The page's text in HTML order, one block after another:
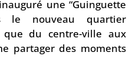
une “Guinguette
le nouveau quartier
que du centre-ville aux
partager des moments